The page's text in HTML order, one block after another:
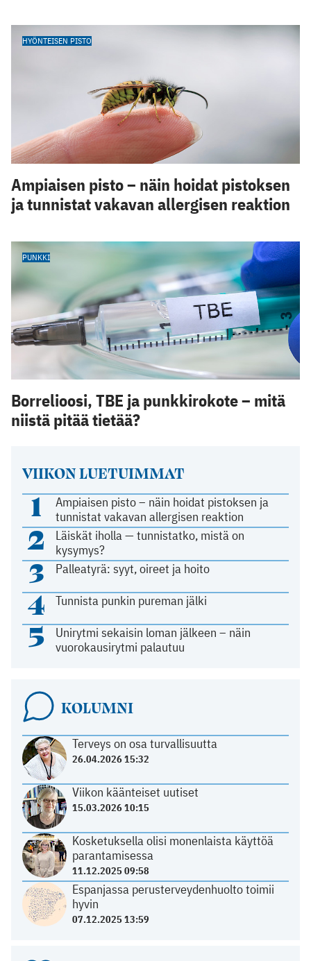
VIIKON LUETUIMMAT
1
Ampiaisen pisto – näin hoidat pistoksen ja
tunnistat vakavan allergisen reaktion
2
Läiskät iholla — tunnistatko, mistä on
kysymys?
3 Palleatyrä: syyt, oireet ja hoito
4 Tunnista punkin pureman jälki
5
Unirytmi sekaisin loman jälkeen – näin
vuorokausirytmi palautuu
KOLUMNI
Terveys on osa turvallisuutta
26.04.2026 15:32
Viikon käänteiset uutiset
15.03.2026 10:15
Kosketuksella olisi monenlaista käyttöä
parantamisessa
11.12.2025 09:58
Espanjassa perusterveydenhuolto toimii
hyvin
07.12.2025 13:59
HYÖNTEISEN PISTO
Ampiaisen pisto – näin hoidat pistoksen
ja tunnistat vakavan allergisen reaktion
PUNKKI
Borrelioosi, TBE ja punkkirokote – mitä
niistä pitää tietää?